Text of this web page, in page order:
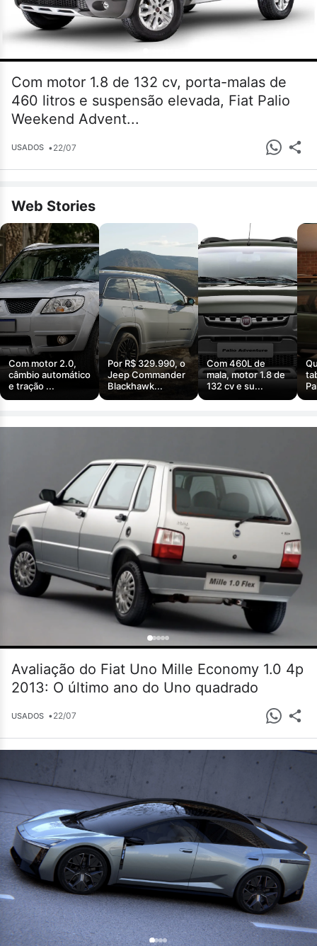
Com motor 1.8 de 132 cv, porta-malas de
460 litros e suspensão elevada, Fiat Palio
Weekend Advent...
USADOS •22/07
Web Stories
Com motor 2.0,
câmbio automático
e tração ...
Por R$ 329.990, o
Jeep Commander
Blackhawk...
Com 460L de
mala, motor 1.8 de
132 cv e su...
Avaliação do Fiat Uno Mille Economy 1.0 4p
2013: O último ano do Uno quadrado
USADOS •22/07